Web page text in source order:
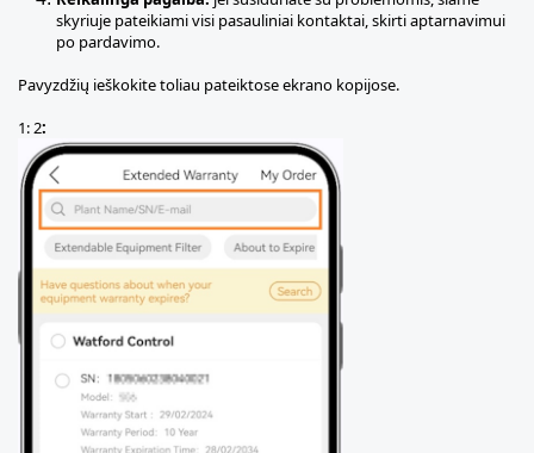
skyriuje pateikiami visi pasauliniai kontaktai, skirti aptarnavimui
po pardavimo.
Pavyzdžių ieškokite toliau pateiktose ekrano kopijose.
1:2: